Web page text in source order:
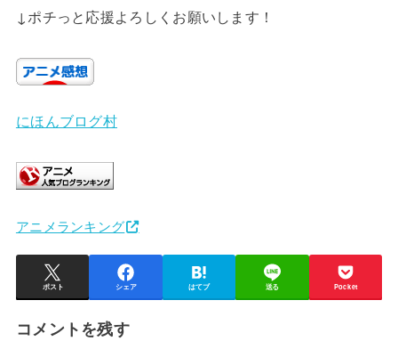
↓ポチっと応援よろしくお願いします！
にほんブログ村
アニメランキング
ポスト シェア はてブ 送る Pocket
コメントを残す